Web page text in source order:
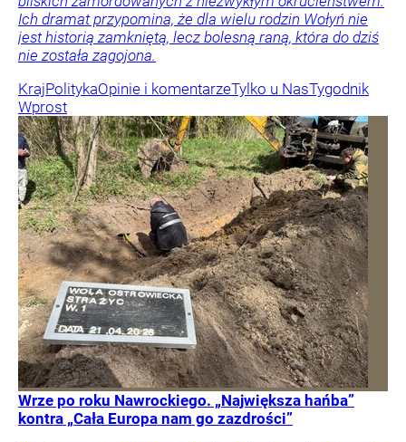
Ich dramat przypomina, że dla wielu rodzin Wołyń nie
jest historią zamkniętą, lecz bolesną raną, która do dziś
nie została zagojona.
KrajPolitykaOpinie i komentarzeTylko u NasTygodnik
Wprost
Wrze po roku Nawrockiego. „Największa hańba”
kontra „Cała Europa nam go zazdrości”